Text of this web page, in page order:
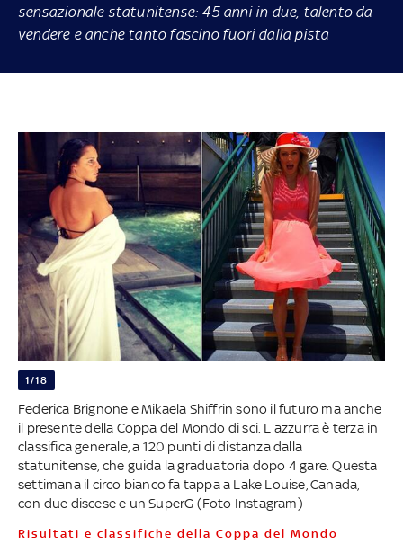
sensazionale statunitense: 45 anni in due, talento da
vendere e anche tanto fascino fuori dalla pista
1/18
Federica Brignone e Mikaela Shiffrin sono il futuro ma anche
il presente della Coppa del Mondo di sci. L'azzurra è terza in
classifica generale, a 120 punti di distanza dalla
statunitense, che guida la graduatoria dopo 4 gare. Questa
settimana il circo bianco fa tappa a Lake Louise, Canada,
con due discese e un SuperG (Foto Instagram) -
Risultati e classifiche della Coppa del Mondo